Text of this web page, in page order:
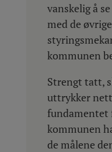
vanskelig å
med de øvrige
kommunen
Strengt tatt,
uttrykker
fundamentet
kommunen
de målene